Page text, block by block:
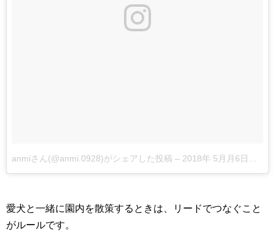
anmiさん(@anmi.0928)がシェアした投稿 – 2018年 5月月6日午後4時57分PDT
愛犬と一緒に園内を散策するときは、リードでつなぐこと
がルールです。